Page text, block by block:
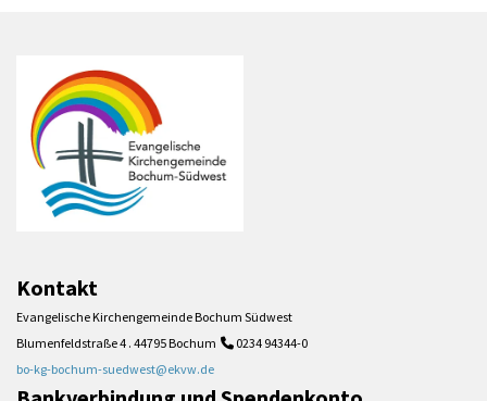
Kontakt
Evangelische Kirchengemeinde Bochum Südwest
Blumenfeldstraße 4 . 44795 Bochum  0234 94344-0
bo-kg-bochum-suedwest@ekvw.de